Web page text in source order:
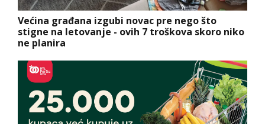
Većina građana izgubi novac pre nego što
stigne na letovanje - ovih 7 troškova skoro niko
ne planira